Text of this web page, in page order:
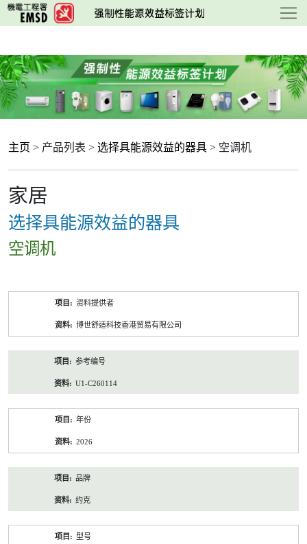
跳
至
要
内
容
主页 > 产品列表 > 选择具能源效益的器具 > 空调机
家居
选择具能源效益的器具
空调机
资料提供者
博世舒适科技香港贸易有限公司
参考编号
U1-C260114
年份
2026
品牌
约克
型号